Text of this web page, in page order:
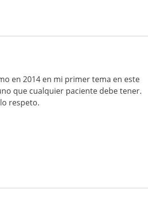
en 2014 en mi primer tema en este
que cualquier paciente debe tener.
respeto.